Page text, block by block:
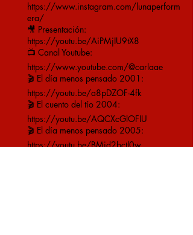
https://www.instagram.com/lunaperform
era/
🎥 Presentación:
https://youtu.be/AiPMjIU9tX8
📺 Canal Youtube:
https://www.youtube.com/@carlaae
🎬 El día menos pensado 2001:
https://youtu.be/a8pDZOF-4fk
🎬 El cuento del tío 2004:
https://youtu.be/AQCXcGlOFIU
🎬 El día menos pensado 2005:
https://youtu.be/BMjd2bctl0w